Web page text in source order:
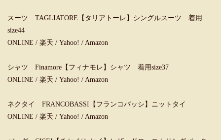
スーツ TAGLIATORE【タリアトーレ】シングルスーツ 着用
size44
ONLINE / 楽天 / Yahoo! / Amazon
シャツ Finamore【フィナモレ】シャツ 着用size37
ONLINE / 楽天 / Yahoo! / Amazon
ネクタイ FRANCOBASSI【フランコバッシ】ニットタイ
ONLINE / 楽天 / Yahoo! / Amazon